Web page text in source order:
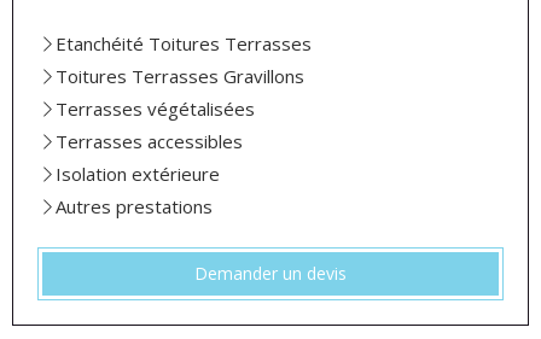
Etanchéité Toitures Terrasses
Toitures Terrasses Gravillons
Terrasses végétalisées
Terrasses accessibles
Isolation extérieure
Autres prestations
Demander un devis